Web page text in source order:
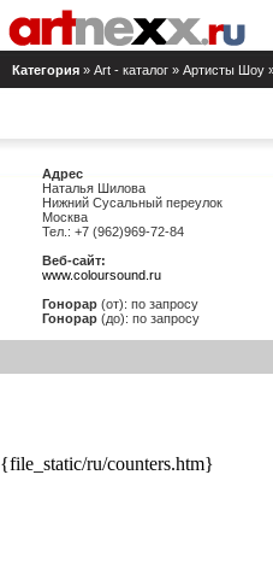
Категория » Art - каталог » Артисты Шоу
Адрес
Наталья Шилова
Нижний Сусальный переулок
Москва
Тел.: +7 (962)969-72-84
Веб-сайт:
www.coloursound.ru
Гонорар (от): по запросу
Гонорар (до): по запросу
{file_static/ru/counters.htm}